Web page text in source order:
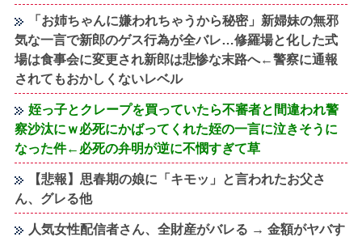
「お姉ちゃんに嫌われちゃうから秘密」新婦妹の無邪
気な一言で新郎のゲス行為が全バレ…修羅場と化した式
場は食事会に変更され新郎は悲惨な末路へ←警察に通報
されてもおかしくないレベル
姪っ子とクレープを買っていたら不審者と間違われ警
察沙汰にｗ必死にかばってくれた姪の一言に泣きそうに
なった件←必死の弁明が逆に不憫すぎて草
【悲報】思春期の娘に「キモッ」と言われたお父さ
ん、グレる他
人気女性配信者さん、全財産がバレる → 金額がヤバす